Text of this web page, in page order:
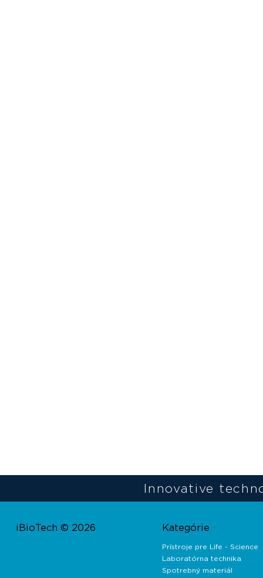
Innovative
iBioTech © 2026 Kategórie
Prístroje pre Life - Science
Laboratórna technika
Spotrebný materiál